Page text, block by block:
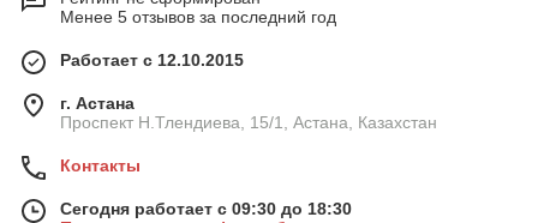
Менее 5 отзывов за последний год
Работает с 12.10.2015
г. Астана
Проспект Н.Тлендиева, 15/1, Астана, Казахстан
Контакты
Сегодня работает с 09:30 до 18:30